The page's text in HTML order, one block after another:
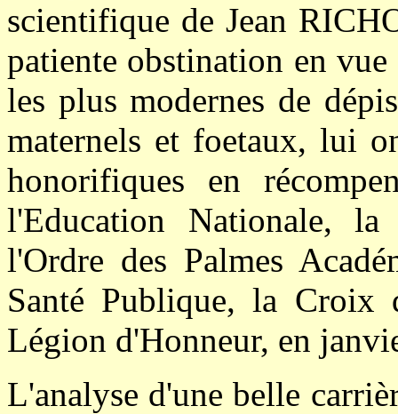
scientifique de Jean
patiente obstination en
les plus modernes de
maternels et foetaux, lui
honorifiques en
l'Education Nationale, la
l'Ordre des Palmes
Santé Publique, la Croix
Légion d'Honneur, en
L'analyse d'une belle